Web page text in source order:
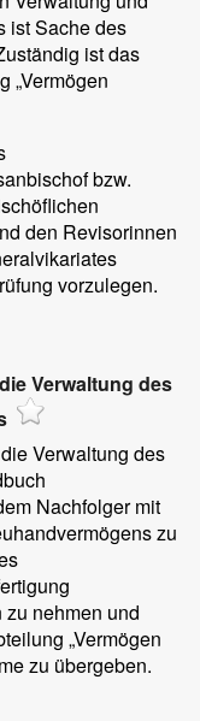
ist Sache des
ist das
„Vermögen
bzw.
den Revisorinnen
vorzulegen.
Verwaltung des
Verwaltung des
Nachfolger mit
zu
nehmen und
„Vermögen
zu übergeben.